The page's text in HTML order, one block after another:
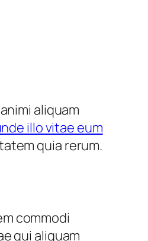
aliquam
illo vitae eum
quia rerum.
commodi
qui aliquam